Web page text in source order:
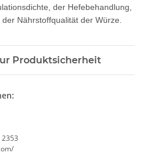
der Hefebehandlung,
Nährstoffqualität der Würze.
Produktsicherheit